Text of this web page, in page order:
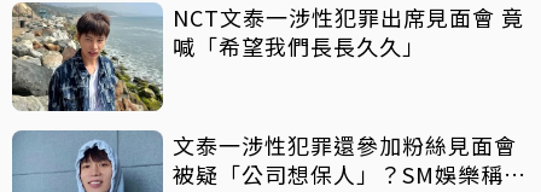
NCT文泰一涉性犯罪出席見面會 竟
喊「希望我們長長久久」
文泰一涉性犯罪還參加粉絲見面會
被疑「公司想保人」？SM娛樂稱8